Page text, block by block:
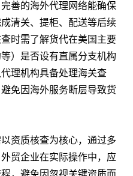
善的海外代理网络能确保
清关、提柜、配送等后续
时需了解货代在美国主要
）是否设有直属分支机构
理机构具备处理海关查
免因海外服务断层导致货
质核查为核心，通过多
贸企业在实际操作中，应
，避免因忽视关键资质而